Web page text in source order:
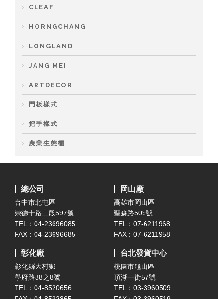
CLEAF
HORNGCHANG
LONGLAND
JANG MEI
ARTDECOR
門板樣式
把手樣式
農業生態櫃
總公司
台中市北屯區
崇德十路二段597號
TEL：04-23696085
FAX：04-23696685
岡山廠
高雄市岡山區
聖森路509號
TEL：07-6211968
FAX：07-6211958
彰化廠
彰化縣大村鄉
學府路88之8號
TEL：04-8520656
台北發貨中心
桃園市龜山區
頂湖一街57號
TEL：03-3960509